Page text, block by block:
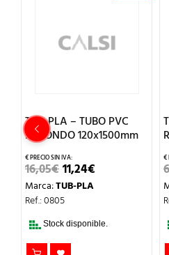
TUB-PLA – TUBO PVC
REDONDO 120x1500mm
16,05€EL
PRECIO
ORIGINAL
ERA:
11,24€
Marca:TUB-PLA
Ref.: 0805
Stock disponible.